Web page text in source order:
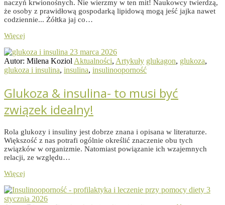
naczyń krwionośnych. Nie wierzmy w ten mit! Naukowcy twierdzą,
że osoby z prawidłową gospodarką lipidową mogą jeść jajka nawet
codziennie... Żółtka jaj co…
Więcej
23 marca 2026
Autor: Milena Koziol Aktualności, Artykuły glukagon, glukoza,
glukoza i insulina, insulina, insulinooporność
Glukoza & insulina- to musi być
związek idealny!
Rola glukozy i insuliny jest dobrze znana i opisana w literaturze.
Większość z nas potrafi ogólnie określić znaczenie obu tych
związków w organizmie. Natomiast powiązanie ich wzajemnych
relacji, ze względu…
Więcej
3
stycznia 2026